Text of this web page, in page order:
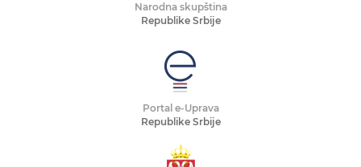
Narodna skupština
Republike Srbije
Portal e-Uprava
Republike Srbije